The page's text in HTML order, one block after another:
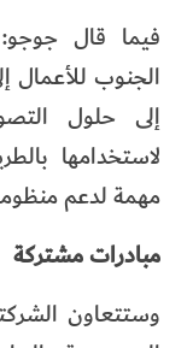
فيما قال
الجنوب
إلى حلول
لاستخدامها
مهمة لدعم
مبادرات مشتركة
وستتعاون